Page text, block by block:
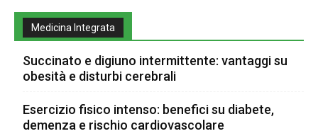
Medicina Integrata
Succinato e digiuno intermittente: vantaggi su
obesità e disturbi cerebrali
Esercizio fisico intenso: benefici su diabete,
demenza e rischio cardiovascolare